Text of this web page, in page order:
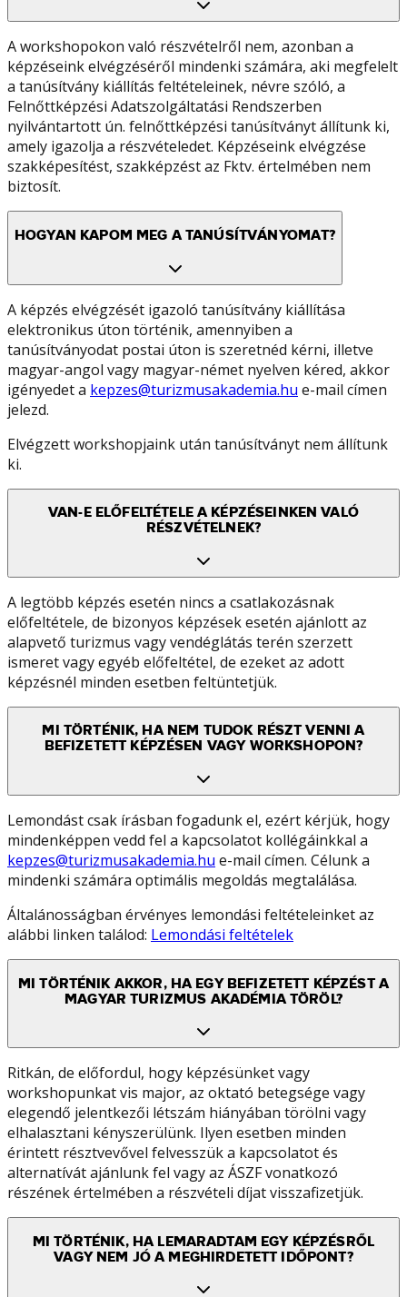
A workshopokon való részvételről nem, azonban a
képzéseink elvégzéséről mindenki számára, aki megfelelt
a tanúsítvány kiállítás feltételeinek, névre szóló, a
Felnőttképzési Adatszolgáltatási Rendszerben
nyilvántartott ún. felnőttképzési tanúsítványt állítunk ki,
amely igazolja a részvételedet. Képzéseink elvégzése
szakképesítést, szakképzést az Fktv. értelmében nem
biztosít.
HOGYAN KAPOM MEG A TANÚSÍTVÁNYOMAT?
A képzés elvégzését igazoló tanúsítvány kiállítása
elektronikus úton történik, amennyiben a
tanúsítványodat postai úton is szeretnéd kérni, illetve
magyar-angol vagy magyar-német nyelven kéred, akkor
igényedet a kepzes@turizmusakademia.hu e-mail címen
jelezd.
Elvégzett workshopjaink után tanúsítványt nem állítunk
ki.
VAN-E ELŐFELTÉTELE A KÉPZÉSEINKEN VALÓ
RÉSZVÉTELNEK?
A legtöbb képzés esetén nincs a csatlakozásnak
előfeltétele, de bizonyos képzések esetén ajánlott az
alapvető turizmus vagy vendéglátás terén szerzett
ismeret vagy egyéb előfeltétel, de ezeket az adott
képzésnél minden esetben feltüntetjük.
MI TÖRTÉNIK, HA NEM TUDOK RÉSZT VENNI A
BEFIZETETT KÉPZÉSEN VAGY WORKSHOPON?
Lemondást csak írásban fogadunk el, ezért kérjük, hogy
mindenképpen vedd fel a kapcsolatot kollégáinkkal a
kepzes@turizmusakademia.hu e-mail címen. Célunk a
mindenki számára optimális megoldás megtalálása.
Általánosságban érvényes lemondási feltételeinket az
alábbi linken találod: Lemondási feltételek
MI TÖRTÉNIK AKKOR, HA EGY BEFIZETETT KÉPZÉST A
MAGYAR TURIZMUS AKADÉMIA TÖRÖL?
Ritkán, de előfordul, hogy képzésünket vagy
workshopunkat vis major, az oktató betegsége vagy
elegendő jelentkezői létszám hiányában törölni vagy
elhalasztani kényszerülünk. Ilyen esetben minden
érintett résztvevővel felvesszük a kapcsolatot és
alternatívát ajánlunk fel vagy az ÁSZF vonatkozó
részének értelmében a részvételi díjat visszafizetjük.
MI TÖRTÉNIK, HA LEMARADTAM EGY KÉPZÉSRŐL
VAGY NEM JÓ A MEGHIRDETETT IDŐPONT?